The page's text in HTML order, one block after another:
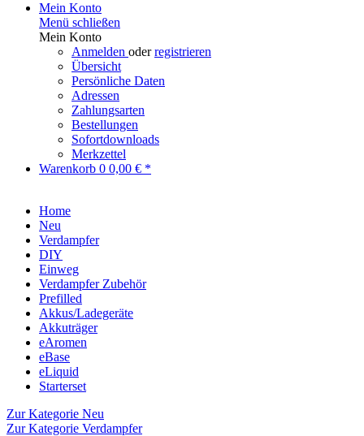
Mein Konto
Menü schließen
Mein Konto
Anmelden oderregistrieren
Übersicht
Persönliche Daten
Adressen
Zahlungsarten
Bestellungen
Sofortdownloads
Merkzettel
Warenkorb 0 0,00 € *
Home
Neu
Verdampfer
DIY
Einweg
Verdampfer Zubehör
Prefilled
Akkus/Ladegeräte
Akkuträger
eAromen
eBase
eLiquid
Starterset
Zur Kategorie Neu
Zur Kategorie Verdampfer